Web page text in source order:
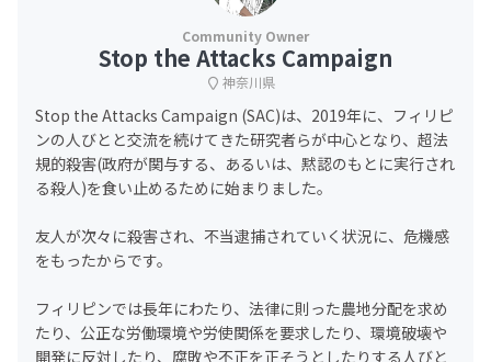
Stop the Attacks Campaign
神奈川県
Stop the Attacks Campaign (SAC)は、2019年に、フィリピ
ンの人びとと交流を続けてきた研究者らが中心となり、超法
規的殺害(政府が関与する、あるいは、黙認のもとに実行され
る殺人)を食い止めるために始まりました。
友人が次々に殺害され、不当逮捕されていく状況に、危機感
をもったからです。
フィリピンでは長年にわたり、法律に則った農地分配を求め
たり、公正な労働環境や労使関係を要求したり、環境破壊や
開発に反対したり、腐敗や不正を正そうとしたりする人びと